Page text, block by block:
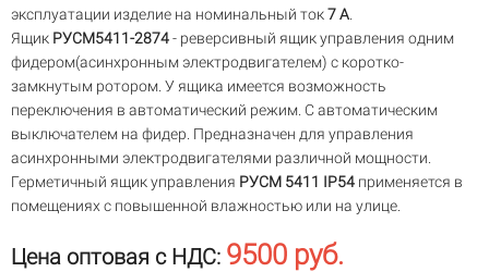
эксплуатации изделие на номинальный ток7 А
Ящик РУСМ5411-2874- реверсивный ящик управления одним
фидером(асинхронным электродвигателем) с коротко-
замкнутым ротором. У ящика имеется возможность
переключения в автоматический режим. С автоматическим
выключателем на фидер. Предназначен для управления
асинхронными электродвигателями различной мощности.
Герметичный ящик управления РУСМ 5411 IP54 применяется в
помещениях с повышенной влажностью или на улице.
Цена оптовая с НДС: 9500 руб.